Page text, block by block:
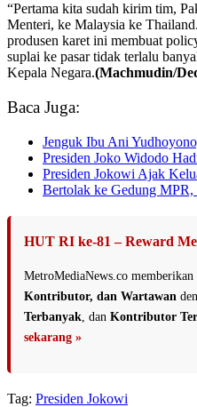
“Pertama kita sudah kirim tim,
Menteri, ke Malaysia ke
produsen karet ini membuat
suplai ke pasar tidak terlalu
Kepala Negara.(Machmudin/
Baca Juga:
Jenguk Ibu Ani
Presiden Joko Widodo
Presiden Jokowi Ajak
Bertolak ke Gedung
HUT RI ke-81 – Reward
MetroMediaNews.co memberikan
Kontributor, dan Wartawan
Terbanyak , dan Kontributor
sekarang »
Tag: Presiden Jokowi